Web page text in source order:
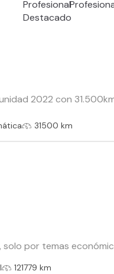
2022 con
31500 km
por temas
121779 km